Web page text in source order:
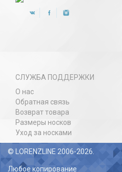
СЛУЖБА ПОДДЕРЖКИ
О нас
Обратная связь
Возврат товара
Размеры носков
Уход за носками
© LORENZLINE 2006-2026.
Любое копирование